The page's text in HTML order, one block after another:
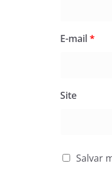
E-mail*
Site
Salvar